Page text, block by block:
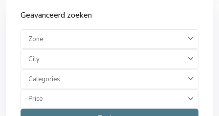
Geavanceerd zoeken
Zone
City
Categories
Price